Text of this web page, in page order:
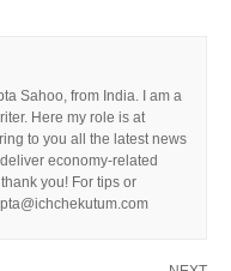
Sahoo, from India. I am a
Here my role is at
to you all the latest news
economy-related
you! For tips or